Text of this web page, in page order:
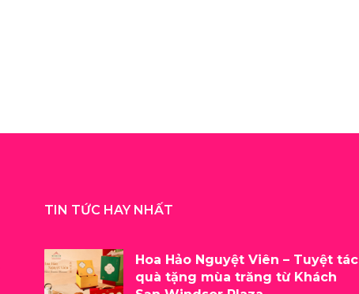
TIN TỨC HAY NHẤT
Hoa Hảo Nguyệt Viên – Tuyệt tác
quà tặng mùa trăng từ Khách